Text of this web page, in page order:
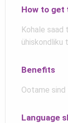
How to get
Kohale saad
ühiskondliku
Benefits
Ootame
Language